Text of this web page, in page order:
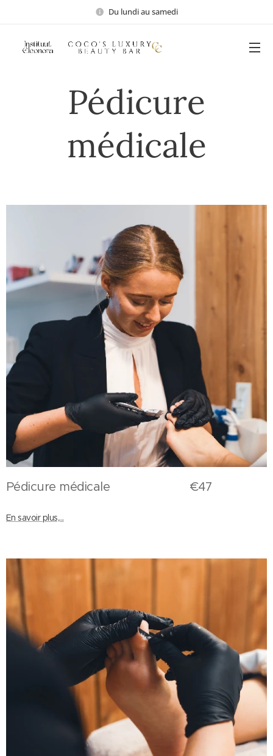
Du lundi au samedi
Pédicure
médicale
Pédicure médicale €47
En savoir plus,...